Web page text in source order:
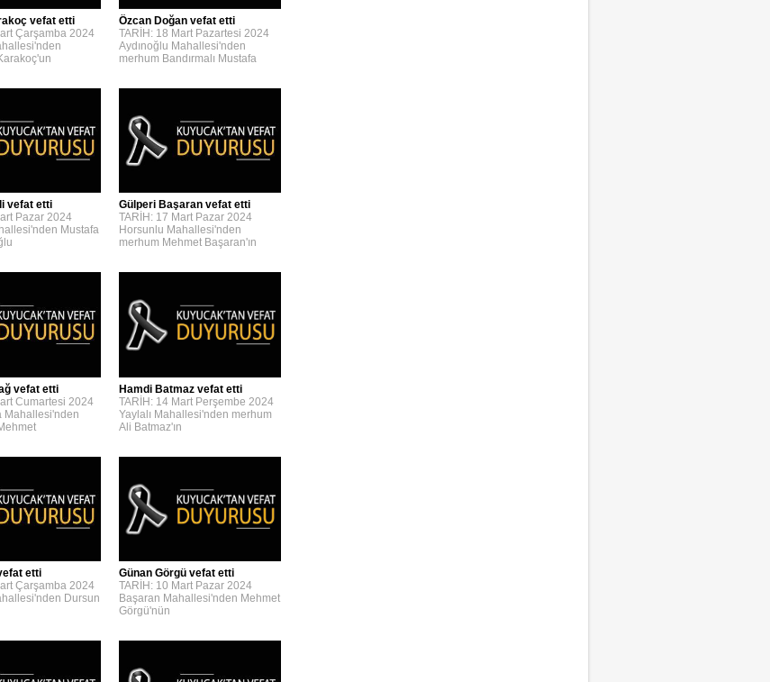
vefat etti
Çarşamba 2024
Özcan Doğan vefat etti
TARİH: 18 Mart Pazartesi 2024
Aydınoğlu Mahallesi'nden
merhum Bandırmalı Mustafa
vefat etti
Pazar 2024
Mustafa
Gülperi Başaran vefat etti
TARİH: 17 Mart Pazar 2024
Horsunlu Mahallesi'nden
merhum Mehmet Başaran'ın
vefat etti
Cumartesi 2024
Mahallesi'nden
Hamdi Batmaz vefat etti
TARİH: 14 Mart Perşembe 2024
Yaylalı Mahallesi'nden merhum
Ali Batmaz'ın
etti
Çarşamba 2024
Dursun
Günan Görgü vefat etti
TARİH: 10 Mart Pazar 2024
Başaran Mahallesi'nden Mehmet
Görgü'nün